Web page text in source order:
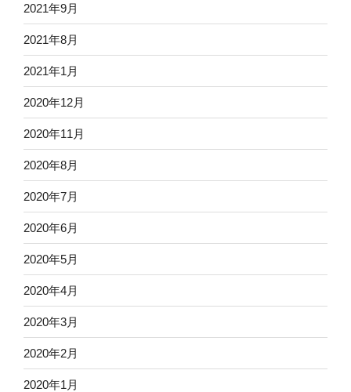
2021年9月
2021年8月
2021年1月
2020年12月
2020年11月
2020年8月
2020年7月
2020年6月
2020年5月
2020年4月
2020年3月
2020年2月
2020年1月